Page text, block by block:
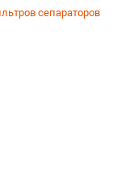
сепараторов